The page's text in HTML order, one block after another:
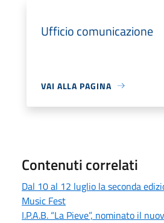
Ufficio comunicazione
VAI ALLA PAGINA
Contenuti correlati
Dal 10 al 12 luglio la seconda
Music Fest
I.P.A.B. “La Pieve”, nominato il